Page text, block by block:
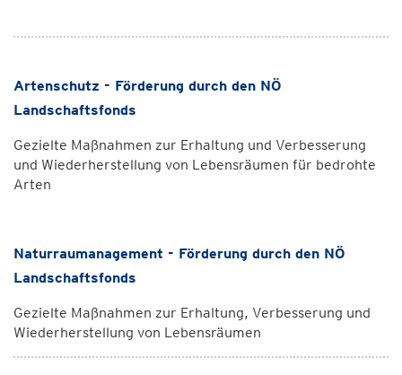
Artenschutz - Förderung durch den NÖ
Landschaftsfonds
Gezielte Maßnahmen zur Erhaltung und Verbesserung
und Wiederherstellung von Lebensräumen für bedrohte
Arten
Naturraumanagement - Förderung durch den NÖ
Landschaftsfonds
Gezielte Maßnahmen zur Erhaltung, Verbesserung und
Wiederherstellung von Lebensräumen